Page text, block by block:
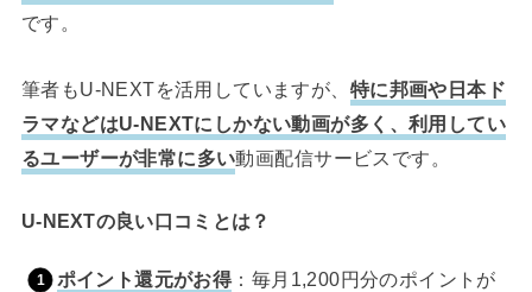
です。
筆者もU-NEXTを活用していますが、 特に邦画や日本ド
ラマなどはU-NEXTにしかない動画が多く、利用してい
るユーザーが非常に多い動画配信サービスです。
U-NEXTの良い口コミとは？
ポイント還元がお得：毎月1,200円分のポイントが